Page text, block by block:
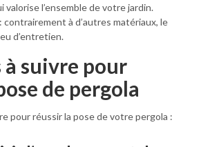
valorise l’ensemble de votre jardin.
: contrairement à d’autres matériaux, le
d’entretien.
à suivre pour
de pergola
pour réussir la pose de votre pergola :